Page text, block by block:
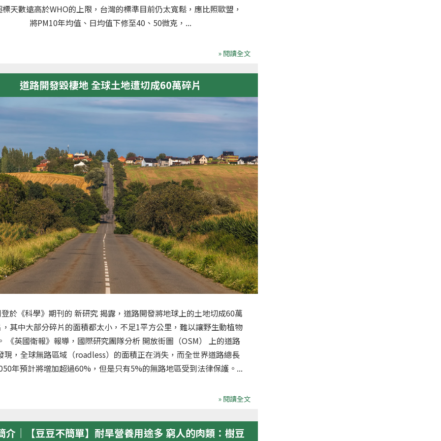
天數遠高於WHO的上限，台灣的標準目前仍太寬鬆，應比照歐盟，
將PM10年均值、日均值下修至40、50微克，...
» 閱讀全文
道路開發毀棲地 全球土地遭切成60萬碎片
於《科學》期刊的 新研究 揭露，道路開發將地球上的土地切成60萬
其中大部分碎片的面積都太小，不足1平方公里，難以讓野生動植物
《英國衛報》報導，國際研究團隊分析 開放街圖（OSM） 上的道路
現，全球無路區域（roadless）的面積正在消失，而全世界道路總長
年預計將增加超過60%，但是只有5%的無路地區受到法律保護。...
» 閱讀全文
介｜【豆豆不簡單】耐旱營養用途多 窮人的肉類：樹豆